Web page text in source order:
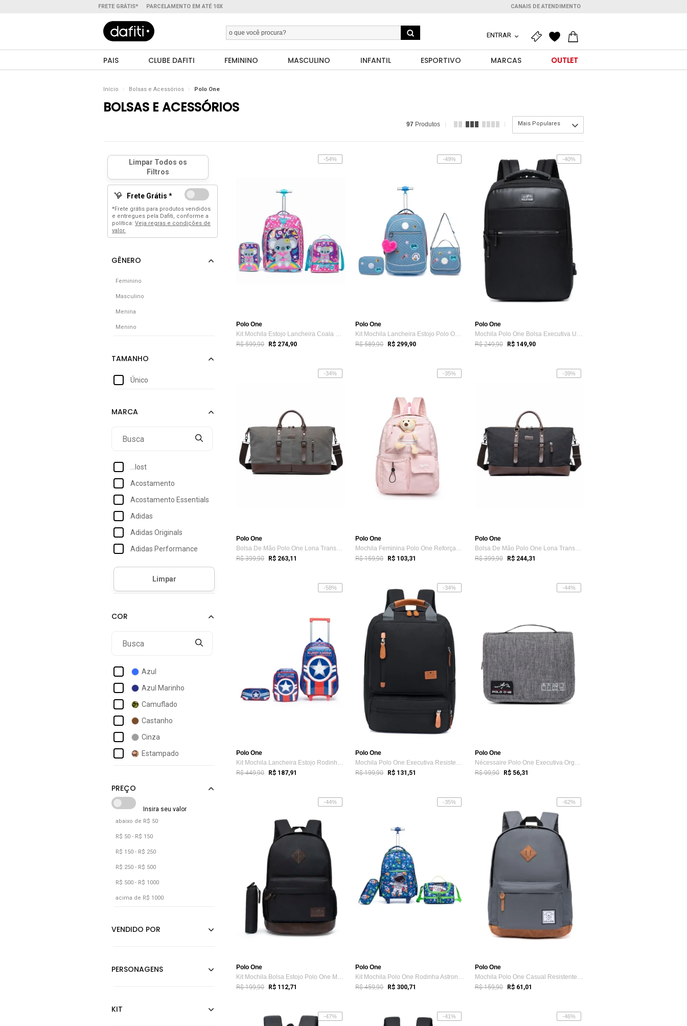
FRETE GRÁTIS* PARCELAMENTO EM ATÉ 10X CANAIS DE ATENDIMENTO
ENTRAR
PAIS CLUBE DAFITI FEMININO MASCULINO INFANTIL ESPORTIVO MARCAS OUTLET
Início Bolsas e Acessórios Polo One
BOLSAS E ACESSÓRIOS
97 Produtos Mais Populares
Frete Grátis *
*Frete grátis para produtos vendidos
e entregues pela Dafiti, conforme a
política: Veja regras e condições de
valor.
Feminino
Masculino
Menina
Menino
Único
...lost
Acostamento
Acostamento Essentials
Adidas
Adidas Originals
Adidas Performance
Adidas Sportswear
American Tourister
Azul
Azul Marinho
Camuflado
Castanho
Cinza
Estampado
Preto
Rosa
Roxo
Verde
Verde Oliva
abaixo de R$ 50
R$ 50 - R$ 150
R$ 150 - R$ 250
R$ 250 - R$ 500
R$ 500 - R$ 1000
acima de R$ 1000
-54%
Polo One
Kit Mochila Estojo Lancheira Coala Menin...
R$ 599,90 R$ 274,90
-49%
Polo One
Kit Mochila Lancheira Estojo Polo One Ju...
R$ 589,90 R$ 299,90
-40%
Polo One
Mochila Polo One Bolsa Executiva Usb Tra...
R$ 249,90 R$ 149,90
-34%
Polo One
Bolsa De Mão Polo One Lona Transversal R...
R$ 399,90 R$ 263,11
-35%
Polo One
Mochila Feminina Polo One Reforçada Bols...
R$ 159,90 R$ 103,31
-39%
Polo One
Bolsa De Mão Polo One Lona Transversal R...
R$ 399,90 R$ 244,31
-58%
Polo One
Kit Mochila Lancheira Estojo Rodinhas In...
R$ 449,90 R$ 187,91
-34%
Polo One
Mochila Polo One Executiva Resistente No...
R$ 199,90 R$ 131,51
-44%
Polo One
Nécessaire Polo One Executiva Organizado...
R$ 99,90 R$ 56,31
-44%
Polo One
Kit Mochila Bolsa Estojo Polo One Mascul...
R$ 199,90 R$ 112,71
-35%
Polo One
Kit Mochila Polo One Rodinha Astronauta ...
R$ 459,90 R$ 300,71
-62%
Polo One
Mochila Polo One Casual Resistente Facul...
R$ 159,90 R$ 61,01
-47% -41% -46%